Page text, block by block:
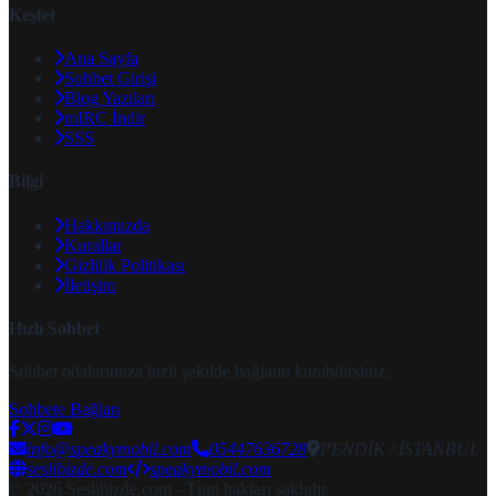
Keşfet
Ana Sayfa
Sohbet Girişi
Blog Yazıları
mIRC İndir
SSS
Bilgi
Hakkımızda
Kurallar
Gizlilik Politikası
İletişim
Hızlı Sohbet
Sohbet odalarımıza hızlı şekilde bağlantı kurabilirsiniz.
Sohbete Bağlan
info@speakymobil.com 05447636728
PENDİK / İSTANBUL
seslibizde.com
speakymobil.com
© 2026 Seslibizde.com - Tüm hakları saklıdır.